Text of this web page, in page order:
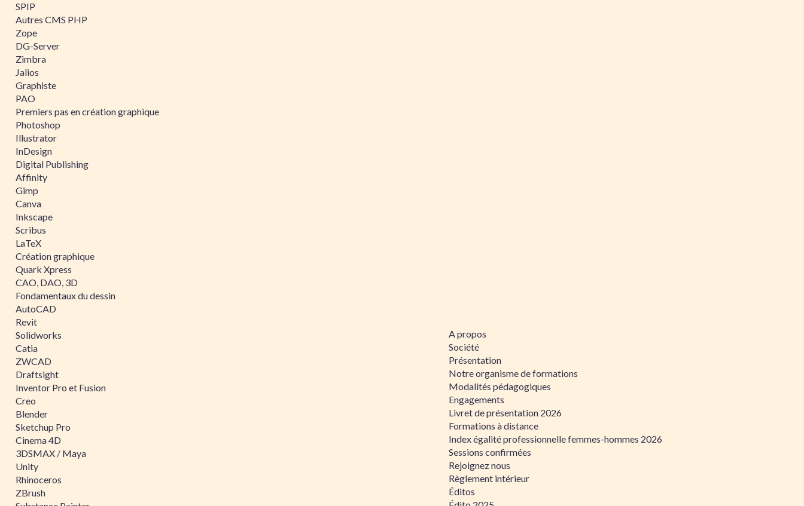
SPIP
Autres CMS PHP
Zope
DG-Server
Zimbra
Jalios
Graphiste
PAO
Premiers pas en création graphique
Photoshop
Illustrator
InDesign
Digital Publishing
Affinity
Gimp
Canva
Inkscape
Scribus
LaTeX
Création graphique
Quark Xpress
CAO, DAO, 3D
Fondamentaux du dessin
AutoCAD
Revit
Solidworks
Catia
ZWCAD
Draftsight
Inventor Pro et Fusion
Creo
Blender
Sketchup Pro
Cinema 4D
3DSMAX / Maya
Unity
Rhinoceros
ZBrush
A propos
Société
Présentation
Notre organisme de formations
Modalités pédagogiques
Engagements
Livret de présentation 2026
Formations à distance
Index égalité professionnelle femmes-hommes 2026
Sessions confirmées
Rejoignez nous
Règlement intérieur
Éditos